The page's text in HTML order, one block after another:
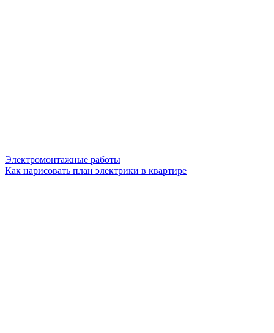
Электромонтажные работы
Как нарисовать план электрики в квартире